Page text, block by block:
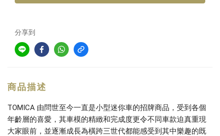
分享到
商品描述
TOMICA 由問世至今一直是小型迷你車的招牌商品，受到各個
年齡層的喜愛，其車模的精緻和完成度更令不同車款迫真重現
大家眼前，並逐漸成長為橫跨三世代都能感受到其中樂趣的既